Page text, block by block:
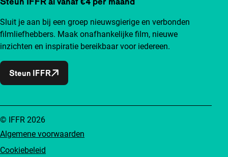
Sluit je aan bij een groep nieuwsgierige en verbonden
filmliefhebbers. Maak onafhankelijke film, nieuwe
inzichten en inspiratie bereikbaar voor iedereen.
Steun IFFR
Algemene voorwaarden
Cookiebeleid
© IFFR 2026